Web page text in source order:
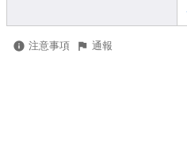
注意事項 通報